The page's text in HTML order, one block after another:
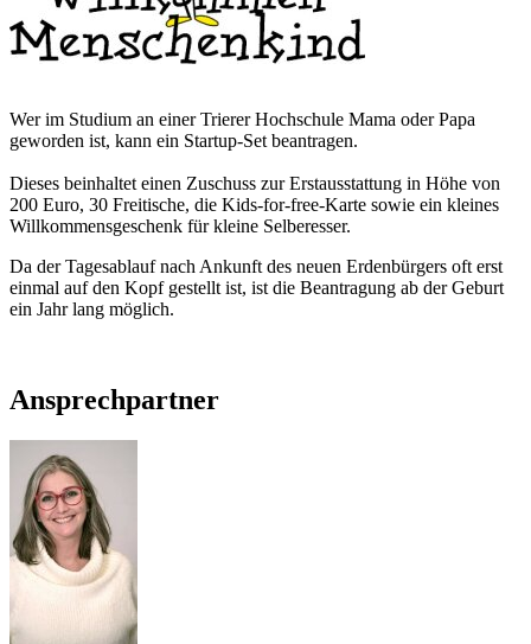
Wer im Studium an einer Trierer Hochschule Mama oder Papa
geworden ist, kann ein Startup-Set beantragen.
Dieses beinhaltet einen Zuschuss zur Erstausstattung in Höhe von
200 Euro, 30 Freitische, die Kids-for-free-Karte sowie ein kleines
Willkommensgeschenk für kleine Selberesser.
Da der Tagesablauf nach Ankunft des neuen Erdenbürgers oft erst
einmal auf den Kopf gestellt ist, ist die Beantragung ab der Geburt
ein Jahr lang möglich.
Ansprechpartner